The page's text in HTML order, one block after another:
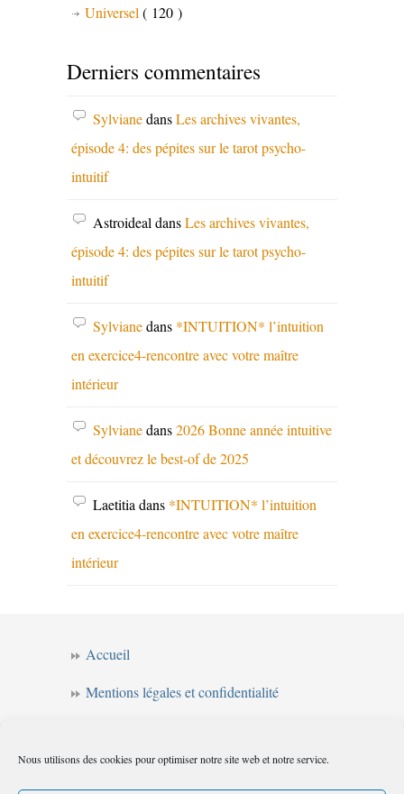
Nous utilisons des cookies pour optimiser notre site web et notre service.
Universel ( 120 )
Derniers commentaires
SylvianedansLes archives vivantes,
épisode 4: des pépites sur le tarot psycho-
intuitif
Astroideal dansLes archives vivantes,
épisode 4: des pépites sur le tarot psycho-
intuitif
Sylvianedans *INTUITION* l’intuition
en exercice4-rencontre avec votre maître
intérieur
Sylvianedans2026 Bonne année intuitive
et découvrez le best-of de 2025
Laetitia dans *INTUITION* l’intuition
en exercice4-rencontre avec votre maître
intérieur
Accueil
Mentions légales et confidentialité
Forum de l’intuition